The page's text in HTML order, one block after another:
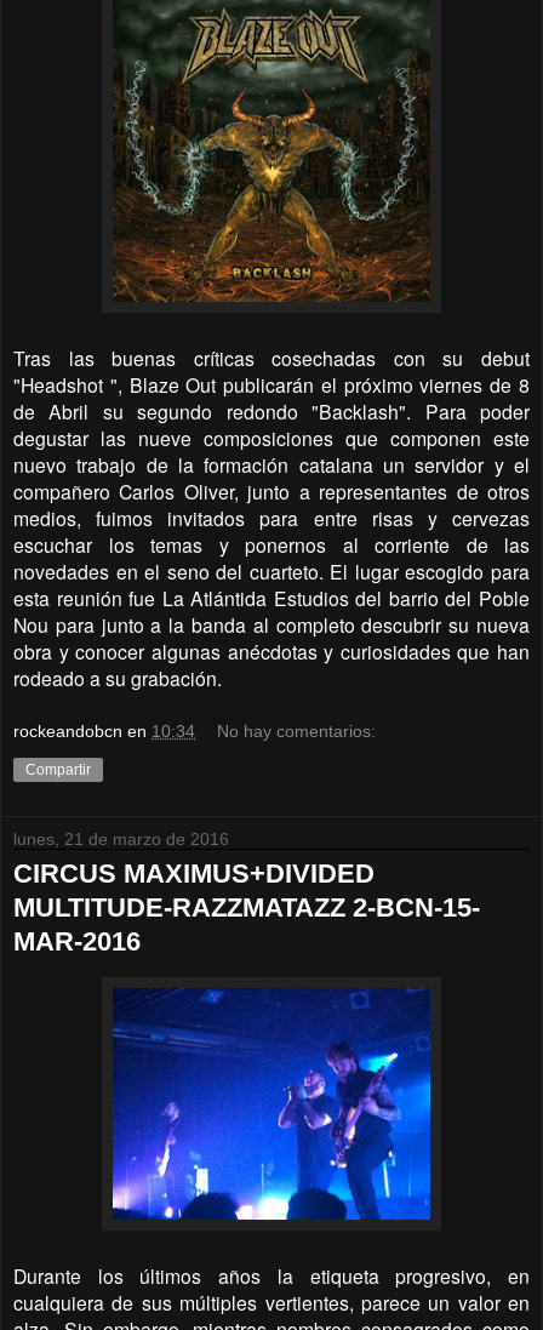
Tras las buenas críticas cosechadas con su debut
"Headshot ", Blaze Out publicarán el próximo viernes de 8
de Abril su segundo redondo "Backlash". Para poder
degustar las nueve composiciones que componen este
nuevo trabajo de la formación catalana un servidor y el
compañero Carlos Oliver, junto a representantes de otros
medios, fuimos invitados para entre risas y cervezas
escuchar los temas y ponernos al corriente de las
novedades en el seno del cuarteto. El lugar escogido para
esta reunión fue La Atlántida Estudios del barrio del Poble
Nou para junto a la banda al completo descubrir su nueva
obra y conocer algunas anécdotas y curiosidades que han
rodeado a su grabación.
rockeandobcn en 10:34 No hay comentarios:
Compartir
lunes, 21 de marzo de 2016
CIRCUS MAXIMUS+DIVIDED
MULTITUDE-RAZZMATAZZ 2-BCN-15-
MAR-2016
Durante los últimos años la etiqueta progresivo, en
cualquiera de sus múltiples vertientes, parece un valor en